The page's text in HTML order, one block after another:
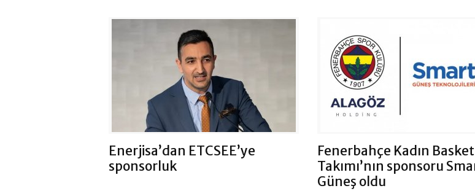
Enerjisa’dan ETCSEE’ye
sponsorluk
Fenerbahçe Kadın
Takımı’nın sponsoru
Güneş oldu